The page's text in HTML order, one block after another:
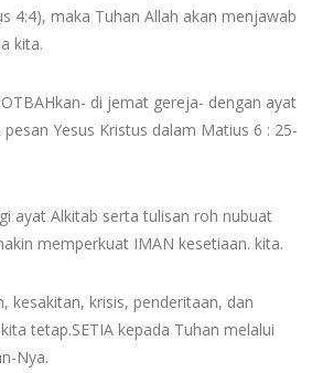
4:4), maka Tuhan Allah akan menjawab
kita.
di jemat gereja- dengan ayat
Yesus Kristus dalam Matius 6 : 25-
ayat Alkitab serta tulisan roh nubuat
memperkuat IMAN kesetiaan. kita.
kesakitan, krisis, penderitaan, dan
tetap.SETIA kepada Tuhan melalui
Nya.